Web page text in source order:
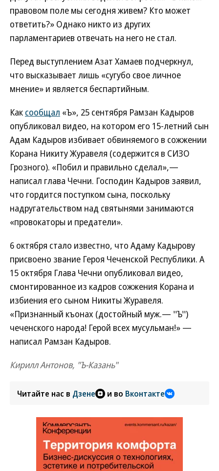
правовом поле мы сегодня живем? Кто может
ответить?» Однако никто из других
парламентариев отвечать на него не стал.
Перед выступлением Азат Хамаев подчеркнул,
что высказывает лишь «сугубо свое личное
мнение» и является беспартийным.
Как сообщал «Ъ», 25 сентября Рамзан Кадыров
опубликовал видео, на котором его 15-летний сын
Адам Кадыров избивает обвиняемого в сожжении
Корана Никиту Журавеля (содержится в СИЗО
Грозного). «Побил и правильно сделал»,—
написал глава Чечни. Господин Кадыров заявил,
что гордится поступком сына, поскольку
надругательством над святынями занимаются
«провокаторы и предатели».
6 октября стало известно, что Адаму Кадырову
присвоено звание Героя Чеченской Республики. А
15 октября Глава Чечни опубликовал видео,
смонтированное из кадров сожжения Корана и
избиения его сыном Никиты Журавеля.
«Признанный къонах (достойный муж.— ''Ъ'')
чеченского народа! Герой всех мусульман!» —
написал Рамзан Кадыров.
Кирилл Антонов, "Ъ-Казань"
Читайте нас в Дзене и во Вконтакте